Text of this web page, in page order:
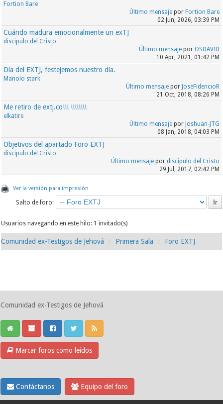
Fortion Bare
Último mensajepor Fortion Bare
02 Jun, 2026, 03:39 PM
Cuándo madura emocionalmente un exTJ
discipulo del Cristo
Último mensajepor OSDAVID
10 Apr, 2021, 01:42 PM
Día del EXTJ, festejemos nuestro día.
Manolo stark
Último mensajepor JoseFidencioR
21 Oct, 2018, 08:26 PM
Me retiro de extj.co!!! !!!!!!!!
elkatire
Último mensajepor Joshuan-JTG
08 Jan, 2018, 04:03 PM
Objetivos del apartado Foro EXTJ
discipulo del Cristo
Último mensajepor discipulo del Cristo
29 Jul, 2017, 02:42 PM
Ver la versión para impresión
Salto de foro:
Usuarios navegando en este hilo: 1 invitado(s)
Comunidad ex-Testigos de Jehová Primera Sala Foro EXTJ
Comunidad ex-Testigos de Jehová
Marcar foros como leídos
Contáctanos Equipo del foro